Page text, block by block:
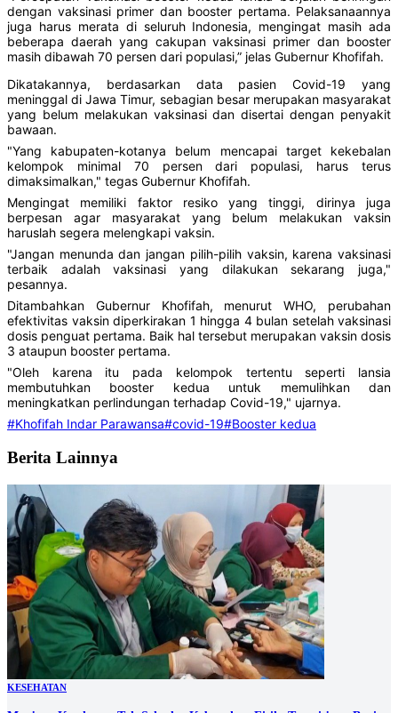
dengan vaksinasi primer dan booster pertama. Pelaksanaannya
juga harus merata di seluruh Indonesia, mengingat masih ada
beberapa daerah yang cakupan vaksinasi primer dan booster
masih dibawah 70 persen dari populasi,” jelas Gubernur Khofifah.
Dikatakannya, berdasarkan data pasien Covid-19 yang
meninggal di Jawa Timur, sebagian besar merupakan masyarakat
yang belum melakukan vaksinasi dan disertai dengan penyakit
bawaan.
"Yang kabupaten-kotanya belum mencapai target kekebalan
kelompok minimal 70 persen dari populasi, harus terus
dimaksimalkan," tegas Gubernur Khofifah.
Mengingat memiliki faktor resiko yang tinggi, dirinya juga
berpesan agar masyarakat yang belum melakukan vaksin
haruslah segera melengkapi vaksin.
"Jangan menunda dan jangan pilih-pilih vaksin, karena vaksinasi
terbaik adalah vaksinasi yang dilakukan sekarang juga,"
pesannya.
Ditambahkan Gubernur Khofifah, menurut WHO, perubahan
efektivitas vaksin diperkirakan 1 hingga 4 bulan setelah vaksinasi
dosis penguat pertama. Baik hal tersebut merupakan vaksin dosis
3 ataupun booster pertama.
"Oleh karena itu pada kelompok tertentu seperti lansia
membutuhkan booster kedua untuk memulihkan dan
meningkatkan perlindungan terhadap Covid-19," ujarnya.
#Khofifah Indar Parawansa#covid-19#Booster kedua
Berita Lainnya
KESEHATAN